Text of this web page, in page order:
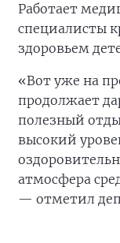
Работает
специалисты
здоровьем
«Вот уже на
продолжает
полезный
высокий
атмосфера
— отметил